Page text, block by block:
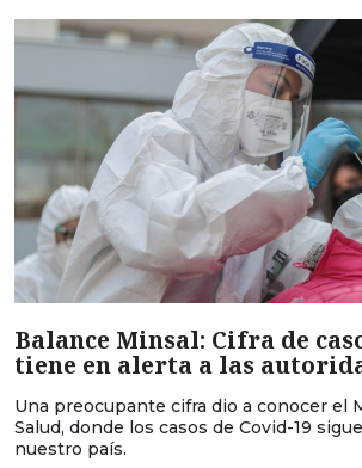
Balance Minsal: Cifra de
tiene en alerta a las
Una preocupante cifra dio a conocer el
Salud, donde los casos de Covid-19
nuestro país.